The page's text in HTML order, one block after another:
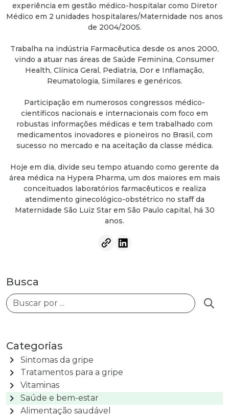
experiência em gestão médico-hospitalar como Diretor
Médico em 2 unidades hospitalares/Maternidade nos anos
de 2004/2005.
Trabalha na indústria Farmacêutica desde os anos 2000,
vindo a atuar nas áreas de Saúde Feminina, Consumer
Health, Clínica Geral, Pediatria, Dor e Inflamação,
Reumatologia, Similares e genéricos.
Participação em numerosos congressos médico-
científicos nacionais e internacionais com foco em
robustas informações médicas e tem trabalhado com
medicamentos inovadores e pioneiros no Brasil, com
sucesso no mercado e na aceitação da classe médica.
Hoje em dia, divide seu tempo atuando como gerente da
área médica na Hypera Pharma, um dos maiores em mais
conceituados laboratórios farmacêuticos e realiza
atendimento ginecológico-obstétrico no staff da
Maternidade São Luiz Star em São Paulo capital, há 30
anos.
Busca
Categorias
chevron_right Sintomas da gripe
chevron_right Tratamentos para a gripe
chevron_right Vitaminas
chevron_right Saúde e bem-estar
chevron_right Alimentação saudável